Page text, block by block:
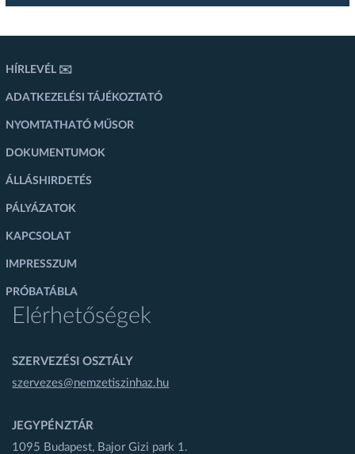
HÍRLEVÉL ✉️
ADATKEZELÉSI TÁJÉKOZTATÓ
NYOMTATHATÓ MŰSOR
DOKUMENTUMOK
ÁLLÁSHIRDETÉS
PÁLYÁZATOK
KAPCSOLAT
IMPRESSZUM
PRÓBATÁBLA
Elérhetőségek
SZERVEZÉSI OSZTÁLY
szervezes@nemzetiszinhaz.hu
JEGYPÉNZTÁR
1095 Budapest, Bajor Gizi park 1.